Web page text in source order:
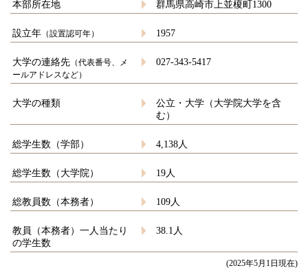
本部所在地 群馬県高崎市上並榎町1300
設立年 （設置認可年） 1957
大学の連絡先 （代表番号、メ
ールアドレスなど）
027-343-5417
大学の種類
公立・大学（大学院大学を含
む）
総学生数（学部） 4,138人
総学生数（大学院） 19人
総教員数（本務者） 109人
教員（本務者）一人当たり
の学生数
38.1人
(2025年5月1日現在)